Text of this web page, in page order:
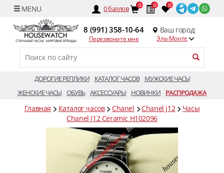
0баллов 0 0 0
8 (991) 358-10-64
Перезвоните мне
Ваш город:
Эль-Монте
ДОРОГИЕ РЕПЛИКИ КАТАЛОГ ЧАСОВ
МУЖСКИЕ ЧАСЫ
ЖЕНСКИЕ ЧАСЫ ОБУВЬ АКСЕССУАРЫ НОВИНКИ РАСПРОДАЖА
Главная Каталог часов Chanel Chanel j12
Часы
Chanel J12 Ceramic H102096